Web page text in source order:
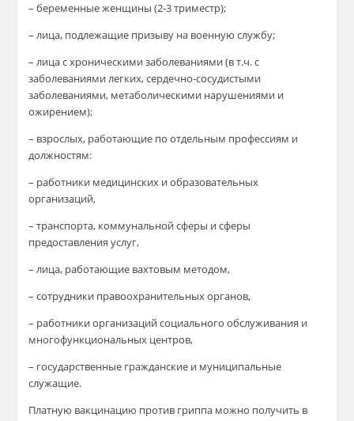
– беременные женщины (2-3 триместр);
– лица, подлежащие призыву на военную службу;
– лица с хроническими заболеваниями (в т.ч. с
заболеваниями легких, сердечно-сосудистыми
заболеваниями, метаболическими нарушениями и
ожирением);
– взрослых, работающие по отдельным профессиям и
должностям:
– работники медицинских и образовательных
организаций,
– транспорта, коммунальной сферы и сферы
предоставления услуг,
– лица, работающие вахтовым методом,
– сотрудники правоохранительных органов,
– работники организаций социального обслуживания и
многофункциональных центров,
– государственные гражданские и муниципальные
служащие.
Платную вакцинацию против гриппа можно получить в